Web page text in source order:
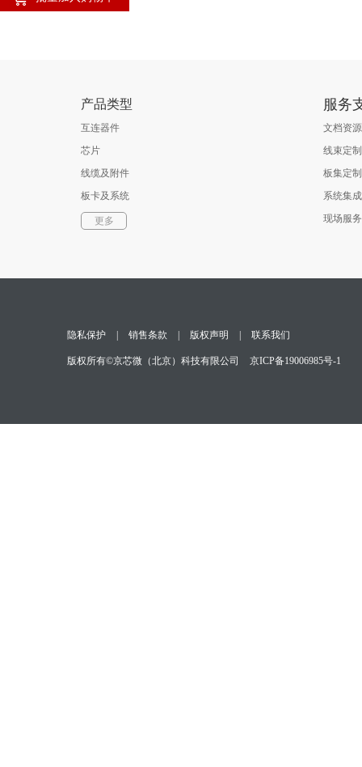
产品类型
互连器件
芯片
线缆及附件
板卡及系统
软件更多
服务
文档资源
线束定制
板集定制
系统集成
现场服务
隐私保护 销售条款 版权声明 联系我们
版权所有©京芯微（北京）科技有限公司 京ICP备19006985号-1